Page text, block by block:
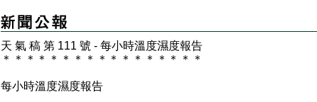
天 氣 稿 第 111 號 - 每小時溫度濕度報告
＊
＊ ＊ ＊ ＊ ＊ ＊ ＊ ＊ ＊ ＊ ＊ ＊ ＊ ＊ ＊ ＊
每小時溫度濕度報告